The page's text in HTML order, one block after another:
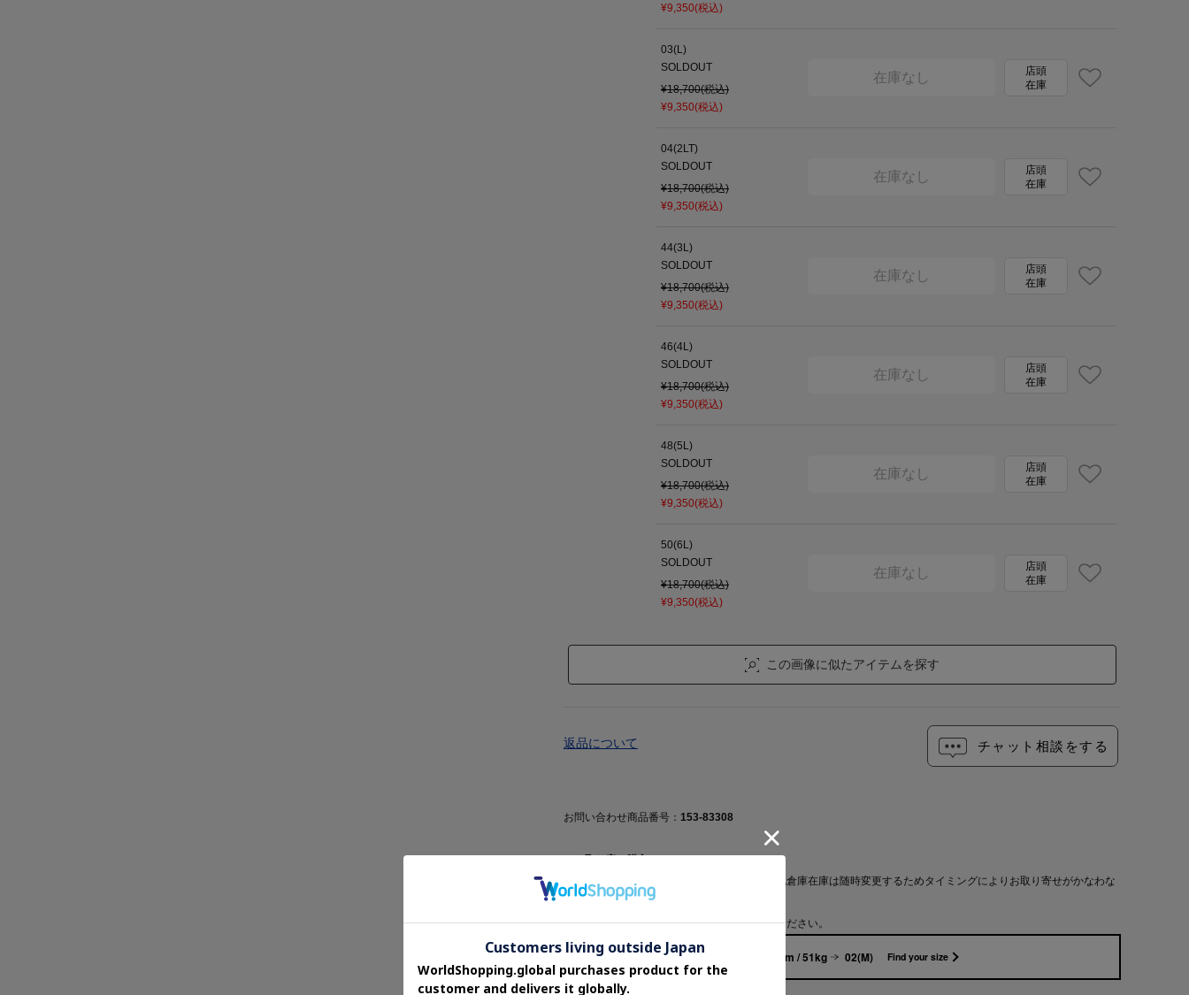
¥9,350(税込)
03(L)
SOLDOUT
¥18,700(税込)
¥9,350(税込)
在庫なし
店頭
在庫
04(2LT)
SOLDOUT
¥18,700(税込)
¥9,350(税込)
在庫なし
店頭
在庫
44(3L)
SOLDOUT
¥18,700(税込)
¥9,350(税込)
在庫なし
店頭
在庫
46(4L)
SOLDOUT
¥18,700(税込)
¥9,350(税込)
在庫なし
店頭
在庫
48(5L)
SOLDOUT
¥18,700(税込)
¥9,350(税込)
在庫なし
店頭
在庫
50(6L)
SOLDOUT
¥18,700(税込)
¥9,350(税込)
在庫なし
店頭
在庫
この画像に似たアイテムを探す
チャット相談をする
返品について
お問い合わせ商品番号： 153-83308
ご注文後に商品のお手配をおこないますが、他倉庫在庫は随時変更するためタイミングによりお取り寄せがかなわな
い場合がございます。
詳細は【お取り寄せ購入について】をご確認ください。
158cm / 51kg 02(M) Find your size